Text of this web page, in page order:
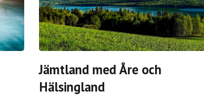
Jämtland med Åre och
Hälsingland